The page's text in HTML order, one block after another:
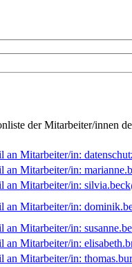
der Mitarbeiter/innen